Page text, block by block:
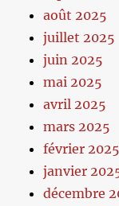
août 2025
juillet 2025
juin 2025
mai 2025
avril 2025
mars 2025
février 2025
janvier
décembre